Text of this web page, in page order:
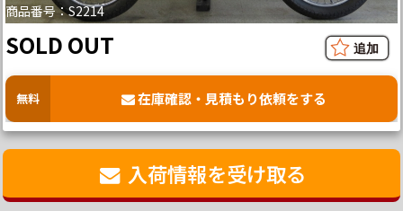
商品番号：S2214
SOLD OUT
無料 在庫確認・見積もり依頼をする
入荷情報を受け取る